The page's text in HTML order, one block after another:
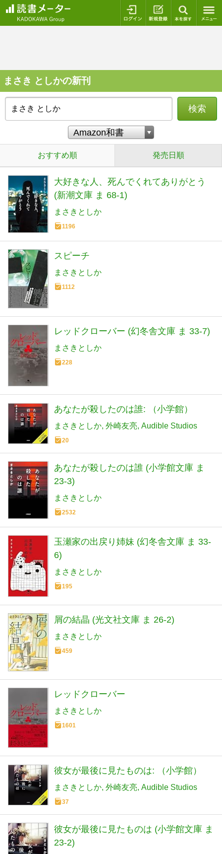
ログイン 新規登録
まさき としかの新刊
検索
おすすめ順 発売日順
大好きな人、死んでくれてありがとう
(新潮文庫 ま 68-1)
まさきとしか
1196
スピーチ
まさきとしか
1112
レッドクローバー (幻冬舎文庫 ま 33-7)
まさきとしか
228
あなたが殺したのは誰: （小学館）
まさきとしか 外崎友亮 Audible Studios
20
あなたが殺したのは誰 (小学館文庫 ま
23-3)
まさきとしか
2532
玉瀬家の出戻り姉妹 (幻冬舎文庫 ま 33-
6)
まさきとしか
195
屑の結晶 (光文社文庫 ま 26-2)
まさきとしか
459
レッドクローバー
まさきとしか
1601
彼女が最後に見たものは: （小学館）
まさきとしか 外崎友亮 Audible Studios
37
彼女が最後に見たものは (小学館文庫 ま
23-2)